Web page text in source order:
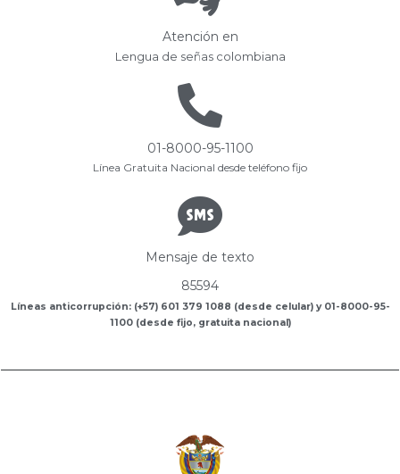
Atención en
Lengua de señas colombiana
01-8000-95-1100
Línea Gratuita Nacional desde teléfono fijo
Mensaje de texto
85594
Líneas anticorrupción: (+57) 601 379 1088 (desde celular) y 01-8000-95-
1100 (desde fijo, gratuita nacional)